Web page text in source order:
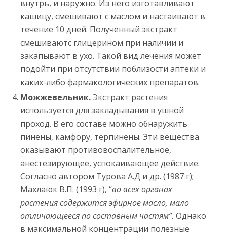
внутрь, и наружно. Из него изготавливают
кашицу, смешивают с маслом и настаивают в
течение 10 дней. Полученный экстракт
смешиваютс глицерином при наличии и
закапывают в ухо. Такой вид лечения может
подойти при отсутствии поблизости аптеки и
каких-либо фармакологических препаратов.
Можжевельник.Экстракт растения
используется для закладывания в ушной
проход. В его составе можно обнаружить
пинены, камфору, терпинены. Эти вещества
оказывают противовоспалительное,
анестезирующее, успокаивающее действие.
Согласно автором Турова А.Д и др. (1987 г);
Махлаюк В.П. (1993 г), “во всех органах
растения содержится эфирное масло, мало
отличающееся по составным частям”. Однако
в максимальной концентрации полезные